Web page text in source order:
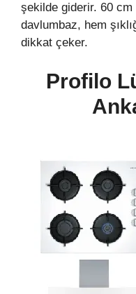
şekilde giderir. 60
davlumbaz, hem
dikkat çeker.
Profilo